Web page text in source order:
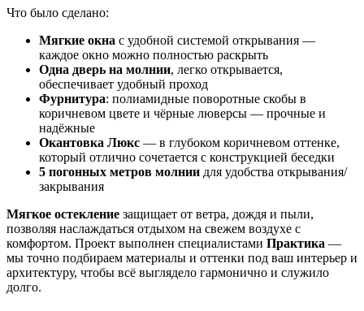
Что было сделано:
Мягкие окна с удобной системой открывания —
каждое окно можно полностью раскрыть
Одна дверь на молнии, легко открывается,
обеспечивает удобный проход
Фурнитура: полиамидные поворотные скобы в
коричневом цвете и чёрные люверсы — прочные и
надёжные
Окантовка Люкс — в глубоком коричневом оттенке,
который отлично сочетается с конструкцией беседки
5 погонных метров молнии для удобства открывания/
закрывания
Мягкое остекление защищает от ветра, дождя и пыли,
позволяя наслаждаться отдыхом на свежем воздухе с
комфортом. Проект выполнен специалистами Практика —
мы точно подбираем материалы и оттенки под ваш интерьер и
архитектуру, чтобы всё выглядело гармонично и служило
долго.